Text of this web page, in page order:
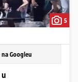
5
Googleu